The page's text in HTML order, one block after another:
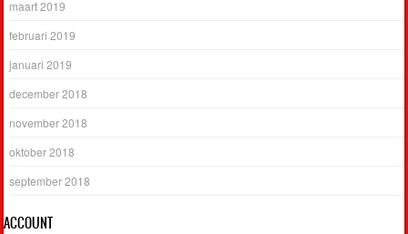
maart 2019
februari 2019
januari 2019
december 2018
november 2018
oktober 2018
september 2018
ACCOUNT